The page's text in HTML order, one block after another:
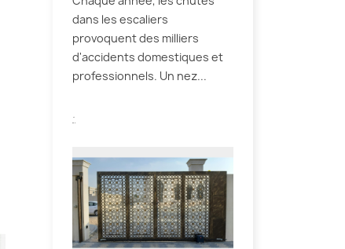
dans les escaliers
provoquent des milliers
d'accidents domestiques et
professionnels. Un nez...
.